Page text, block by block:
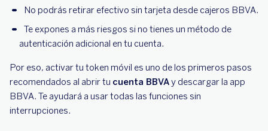
No podrás retirar efectivo sin tarjeta desde cajeros BBVA.
Te expones a más riesgos si no tienes un método de
autenticación adicional en tu cuenta.
Por eso, activar tu token móvil es uno de los primeros pasos
recomendados al abrir tu cuenta BBVAy descargar la app
BBVA. Te ayudará a usar todas las funciones sin
interrupciones.